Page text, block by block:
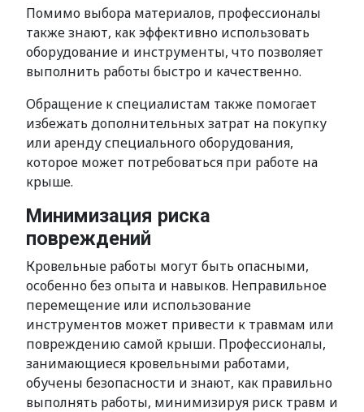
Помимо выбора материалов, профессионалы
также знают, как эффективно использовать
оборудование и инструменты, что позволяет
выполнить работы быстро и качественно.
Обращение к специалистам также помогает
избежать дополнительных затрат на покупку
или аренду специального оборудования,
которое может потребоваться при работе на
крыше.
Минимизация риска
повреждений
Кровельные работы могут быть опасными,
особенно без опыта и навыков. Неправильное
перемещение или использование
инструментов может привести к травмам или
повреждению самой крыши. Профессионалы,
занимающиеся кровельными работами,
обучены безопасности и знают, как правильно
выполнять работы, минимизируя риск травм и